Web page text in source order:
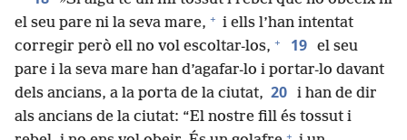
el seu pare ni la seva mare, + i ells l’han intentat
corregir però ell no vol escoltar-los, + 19 el seu
pare i la seva mare han d’agafar-lo i portar-lo davant
dels ancians, a la porta de la ciutat, 20 i han de dir
als ancians de la ciutat: “El nostre fill és tossut i
+